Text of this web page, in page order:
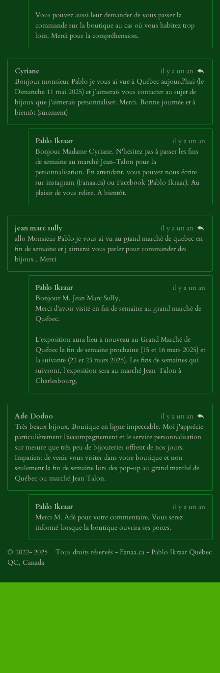
Vous pouvez aussi leur demander de vous passer la
commande sur la boutique au cas où vous habitez trop
loin. Merci pour la compréhension.
Cyriane
il y a un an
Bonjour monsieur Pablo je vous ai vue à Québec aujourd’hui (le
Dimanche 11 mai 2025) et j’aimerais vous contacter au sujet de
bijoux que j’aimerais personnaliser. Merci. Bonne journée et à
bientôt (sûrement)
Pablo Ikraar
il y a un an
Bonjour Madame Cyriane. N'hésitez pas à passer les fins
de semaine au marché Jean-Talon pour la
personnalisation. En attendant, vous pouvez nous écrire
sur instagram (Fanaa.ca) ou Facebook (Pablo Ikraar). Au
plaisir de vous relire. A bientôt.
jean marc sully
il y a un an
allo Monsieur Pablo je vous ai vu au gtand marché de quebec en
fin de semaine et j aimerai vous parler pour commander des
bijoux . Merci
Pablo Ikraar
il y a un an
Bonjour M. Jean Marc Sully,
Merci d'avoir visité en fin de semaine au grand marché de
Québec.
L'exposition aura lieu à nouveau au Grand Marché de
Québec la fin de semaine prochaine (15 et 16 mars 2025) et
la suivante (22 et 23 mars 2025). Les fins de semaines qui
suivront, l'exposition sera au marché Jean-Talon à
Charlesbourg.
Ade Dodoo
il y a un an
Très beaux bijoux. Boutique en ligne impeccable. Moi j'apprécie
particulièrement l'accompagnement et le service personnalisation
sur mesure que très peu de bijouteries offrent de nos jours.
Impatient de venir vous visiter dans votre boutique et non
seulement la fin de semaine lors des pop-up au grand marché de
Québec ou marché Jean Talon.
Pablo Ikraar
il y a un an
Merci M. Adé pour votre commentaire. Vous serez
informé lorsque la boutique ouvrira ses portes.
© 2022- 2025 Tous droits réservés - Fanaa.ca - Pablo Ikraar Québec
QC, Canada